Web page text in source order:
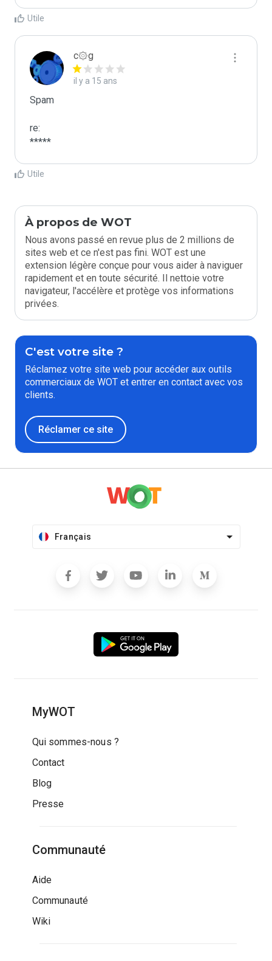
Utile
c۞g
il y a 15 ans
Spam
re:
*****
Utile
À propos de WOT
Nous avons passé en revue plus de 2 millions de
sites web et ce n'est pas fini. WOT est une
extension légère conçue pour vous aider à naviguer
rapidement et en toute sécurité. Il nettoie votre
navigateur, l'accélère et protège vos informations
privées.
C'est votre site ?
Réclamez votre site web pour accéder aux outils
commerciaux de WOT et entrer en contact avec vos
clients.
Réclamer ce site
Français
MyWOT
Qui sommes-nous ?
Contact
Blog
Presse
Communauté
Aide
Communauté
Wiki